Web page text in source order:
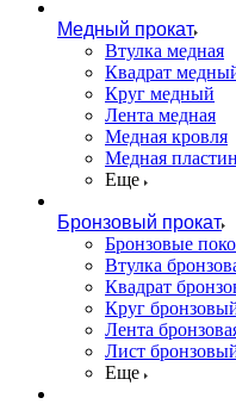
Медный прокат
Втулка медная
Квадрат
Круг медный
Лента медная
Медная кровля
Медная
Еще
Бронзовый прокат
Бронзовые
Втулка
Квадрат
Круг
Лента
Лист
Еще